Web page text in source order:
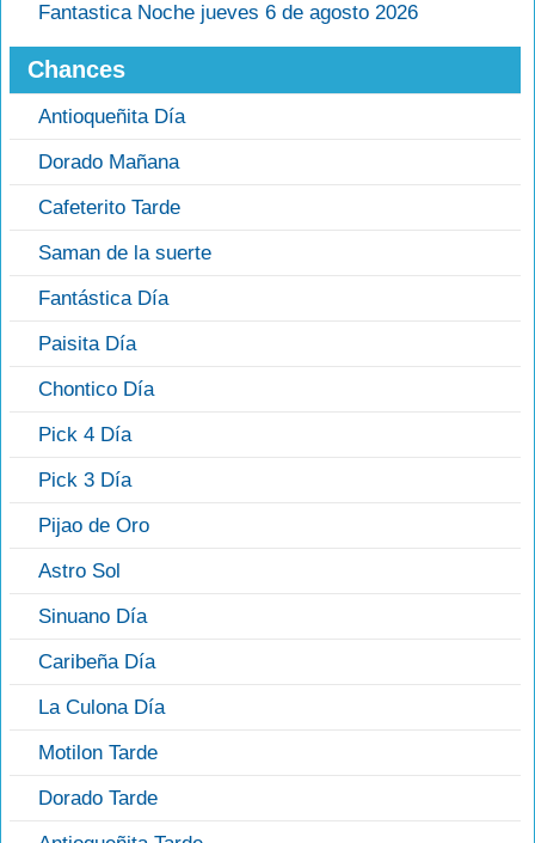
Fantastica Noche jueves 6 de agosto 2026
Chances
Antioqueñita Día
Dorado Mañana
Cafeterito Tarde
Saman de la suerte
Fantástica Día
Paisita Día
Chontico Día
Pick 4 Día
Pick 3 Día
Pijao de Oro
Astro Sol
Sinuano Día
Caribeña Día
La Culona Día
Motilon Tarde
Dorado Tarde